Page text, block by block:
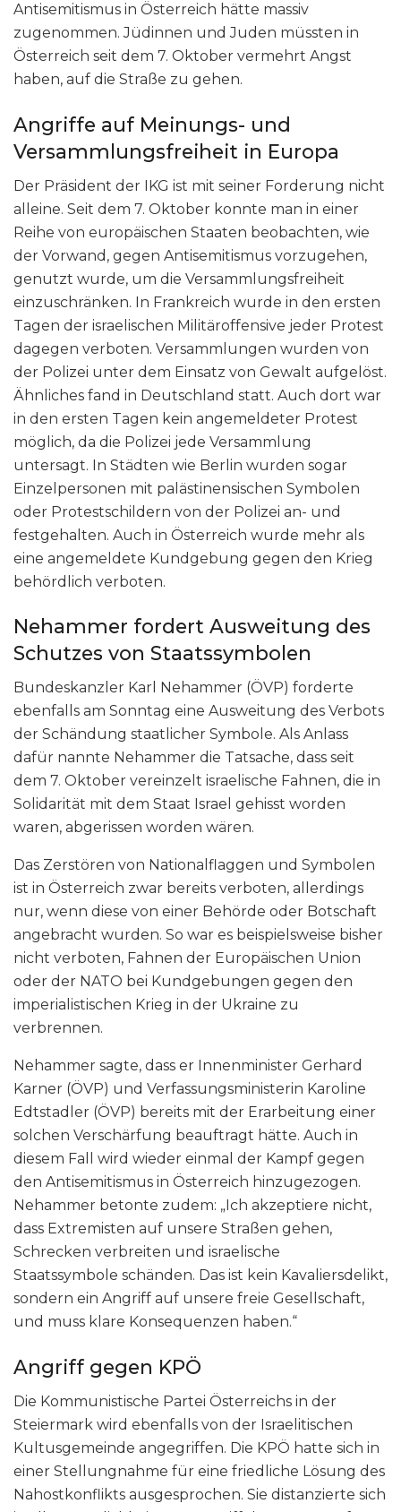
Antisemitismus in Österreich hätte massiv
zugenommen. Jüdinnen und Juden müssten in
Österreich seit dem 7. Oktober vermehrt Angst
haben, auf die Straße zu gehen.
Angriffe auf Meinungs- und
Versammlungsfreiheit in Europa
Der Präsident der IKG ist mit seiner Forderung nicht
alleine. Seit dem 7. Oktober konnte man in einer
Reihe von europäischen Staaten beobachten, wie
der Vorwand, gegen Antisemitismus vorzugehen,
genutzt wurde, um die Versammlungsfreiheit
einzuschränken. In Frankreich wurde in den ersten
Tagen der israelischen Militäroffensive jeder Protest
dagegen verboten. Versammlungen wurden von
der Polizei unter dem Einsatz von Gewalt aufgelöst.
Ähnliches fand in Deutschland statt. Auch dort war
in den ersten Tagen kein angemeldeter Protest
möglich, da die Polizei jede Versammlung
untersagt. In Städten wie Berlin wurden sogar
Einzelpersonen mit palästinensischen Symbolen
oder Protestschildern von der Polizei an- und
festgehalten. Auch in Österreich wurde mehr als
eine angemeldete Kundgebung gegen den Krieg
behördlich verboten.
Nehammer fordert Ausweitung des
Schutzes von Staatssymbolen
Bundeskanzler Karl Nehammer (ÖVP) forderte
ebenfalls am Sonntag eine Ausweitung des Verbots
der Schändung staatlicher Symbole. Als Anlass
dafür nannte Nehammer die Tatsache, dass seit
dem 7. Oktober vereinzelt israelische Fahnen, die in
Solidarität mit dem Staat Israel gehisst worden
waren, abgerissen worden wären.
Das Zerstören von Nationalflaggen und Symbolen
ist in Österreich zwar bereits verboten, allerdings
nur, wenn diese von einer Behörde oder Botschaft
angebracht wurden. So war es beispielsweise bisher
nicht verboten, Fahnen der Europäischen Union
oder der NATO bei Kundgebungen gegen den
imperialistischen Krieg in der Ukraine zu
verbrennen.
Nehammer sagte, dass er Innenminister Gerhard
Karner (ÖVP) und Verfassungsministerin Karoline
Edtstadler (ÖVP) bereits mit der Erarbeitung einer
solchen Verschärfung beauftragt hätte. Auch in
diesem Fall wird wieder einmal der Kampf gegen
den Antisemitismus in Österreich hinzugezogen.
Nehammer betonte zudem: „Ich akzeptiere nicht,
dass Extremisten auf unsere Straßen gehen,
Schrecken verbreiten und israelische
Staatssymbole schänden. Das ist kein Kavaliersdelikt,
sondern ein Angriff auf unsere freie Gesellschaft,
und muss klare Konsequenzen haben.“
Angriff gegen KPÖ
Die Kommunistische Partei Österreichs in der
Steiermark wird ebenfalls von der Israelitischen
Kultusgemeinde angegriffen. Die KPÖ hatte sich in
einer Stellungnahme für eine friedliche Lösung des
Nahostkonflikts ausgesprochen. Sie distanzierte sich